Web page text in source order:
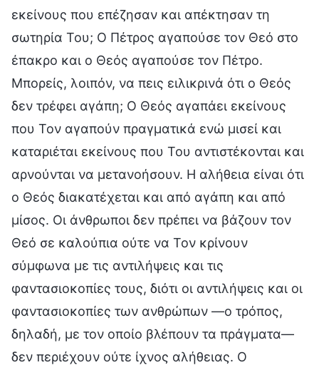
εκείνους που επέζησαν και απέκτησαν τη
σωτηρία Του; Ο Πέτρος αγαπούσε τον Θεό στο
έπακρο και ο Θεός αγαπούσε τον Πέτρο.
Μπορείς, λοιπόν, να πεις ειλικρινά ότι ο Θεός
δεν τρέφει αγάπη; Ο Θεός αγαπάει εκείνους
που Τον αγαπούν πραγματικά ενώ μισεί και
καταριέται εκείνους που Του αντιστέκονται και
αρνούνται να μετανοήσουν. Η αλήθεια είναι ότι
ο Θεός διακατέχεται και από αγάπη και από
μίσος. Οι άνθρωποι δεν πρέπει να βάζουν τον
Θεό σε καλούπια ούτε να Τον κρίνουν
σύμφωνα με τις αντιλήψεις και τις
φαντασιοκοπίες τους, διότι οι αντιλήψεις και οι
φαντασιοκοπίες των ανθρώπων —ο τρόπος,
δηλαδή, με τον οποίο βλέπουν τα πράγματα—
δεν περιέχουν ούτε ίχνος αλήθειας. Ο